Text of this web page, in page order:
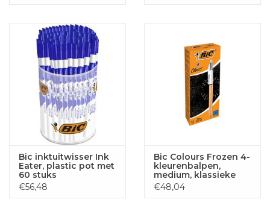
Bic inktuitwisser Ink
Eater, plastic pot met
60 stuks
€56,48
Bic Colours Frozen 4-
kleurenbalpen,
medium, klassieke
inktkleuren, doos van
12 stuks
€48,04